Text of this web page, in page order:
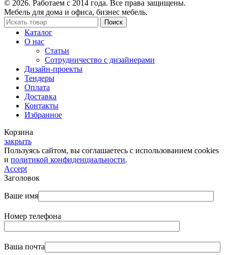
© 2026. Работаем с 2014 года. Все права защищены.
Мебель для дома и офиса, бизнес мебель.
Поиск
Каталог
О нас
Статьи
Сотрудничество с дизайнерами
Дизайн-проекты
Тендеры
Оплата
Доставка
Контакты
Избранное
Корзина
закрыть
Пользуясь сайтом, вы соглашаетесь с использованием cookies
и политикой конфиденциальности.
Accept
Заголовок
Ваше имя
Номер телефона
Ваша почта